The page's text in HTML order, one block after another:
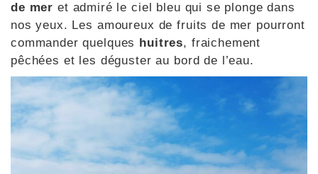
de mer et admiré le ciel bleu qui se plonge dans
nos yeux. Les amoureux de fruits de mer pourront
commander quelques huitres, fraichement
pêchées et les déguster au bord de l’eau.